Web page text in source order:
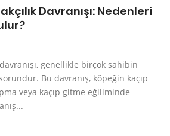
Davranışı: Nedenleri
genellikle birçok sahibin
Bu davranış, köpeğin kaçıp
veya kaçıp gitme eğiliminde